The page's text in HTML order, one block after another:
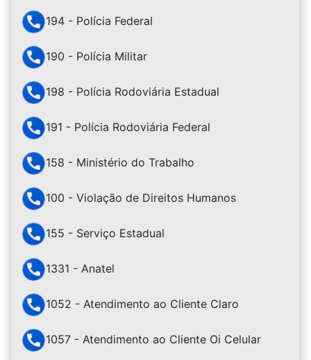
194 - Polícia Federal
190 - Polícia Militar
198 - Polícia Rodoviária Estadual
191 - Polícia Rodoviária Federal
158 - Ministério do Trabalho
100 - Violação de Direitos Humanos
155 - Serviço Estadual
1331 - Anatel
1052 - Atendimento ao Cliente Claro
1057 - Atendimento ao Cliente Oi Celular